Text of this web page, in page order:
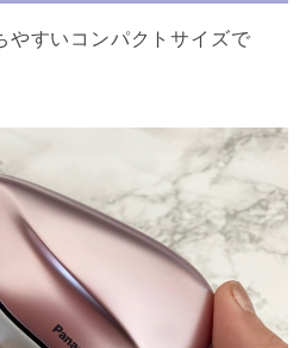
やすいコンパクトサイズで